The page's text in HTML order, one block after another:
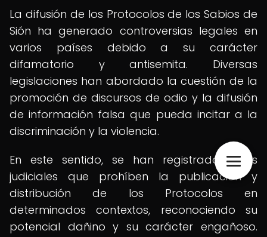
La difusión de los Protocolos de los Sabios de
Sión ha generado controversias legales en
varios países debido a su carácter
difamatorio y antisemita. Diversas
legislaciones han abordado la cuestión de la
promoción de discursos de odio y la difusión
de información falsa que pueda incitar a la
discriminación y la violencia.
En este sentido, se han registrado fallos
judiciales que prohíben la publicación y
distribución de los Protocolos en
determinados contextos, reconociendo su
potencial dañino y su carácter engañoso.